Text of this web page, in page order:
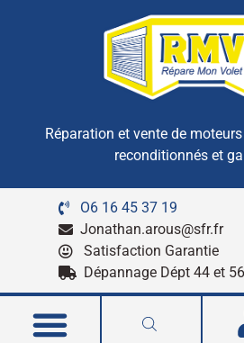
Réparation et vente de
reconditionnés et
O6 16 45 37 19
Jonathan.arous@sfr.fr
Satisfaction Garantie
Dépannage Dépt 44 et 56